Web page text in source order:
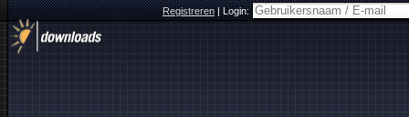
Registreren|Login: